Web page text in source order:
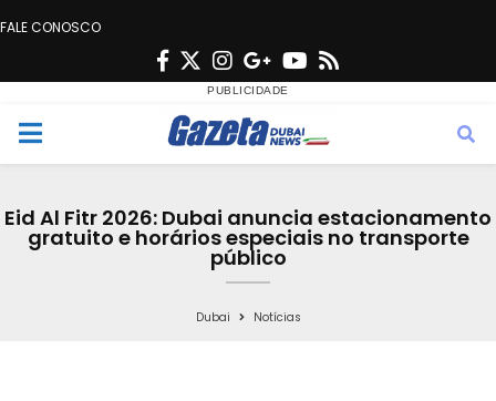
FALE CONOSCO
F
c
e
o
T
w
i
t
e
n
s
t
g
r
a
m
G
o
o
g
e
Y
t
b
M
n
Eid Al Fitr 2026: Dubai anuncia estacionamento
gratuito e horários especiais no transporte
público
Dubai Notícias